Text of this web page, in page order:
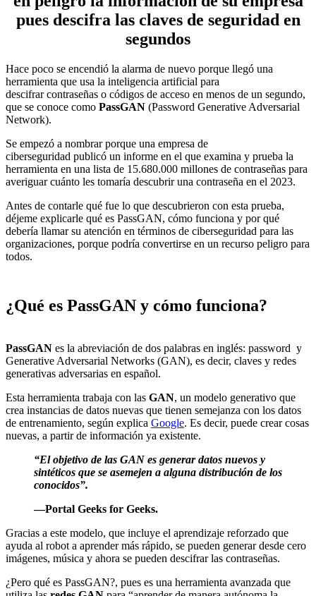
pues descifra las claves de seguridad en
segundos
Hace poco se encendió la alarma de nuevo porque llegó una
herramienta que usa la inteligencia artificial para
descifrar contraseñas o códigos de acceso en menos de un segundo,
que se conoce como PassGAN (Password Generative Adversarial
Network).
Se empezó a nombrar porque una empresa de
ciberseguridad publicó un informe en el que examina y prueba la
herramienta en una lista de 15.680.000 millones de contraseñas para
averiguar cuánto les tomaría descubrir una contraseña en el 2023.
Antes de contarle qué fue lo que descubrieron con esta prueba,
déjeme explicarle qué es PassGAN, cómo funciona y por qué
debería llamar su atención en términos de ciberseguridad para las
organizaciones, porque podría convertirse en un recurso peligro para
todos.
¿Qué es PassGAN y cómo funciona?
PassGAN es la abreviación de dos palabras en inglés: password y
Generative Adversarial Networks (GAN), es decir, claves y redes
generativas adversarias en español.
Esta herramienta trabaja con las GAN, un modelo generativo que
crea instancias de datos nuevas que tienen semejanza con los datos
de entrenamiento, según explica Google. Es decir, puede crear cosas
nuevas, a partir de información ya existente.
“El objetivo de las GAN es generar datos nuevos y
sintéticos que se asemejen a alguna distribución de los
conocidos”.
—Portal Geeks for Geeks.
Gracias a este modelo, que incluye el aprendizaje reforzado que
ayuda al robot a aprender más rápido, se pueden generar desde cero
imágenes, música y ahora se pueden descifrar las contraseñas.
¿Pero qué es PassGAN?, pues es una herramienta avanzada que